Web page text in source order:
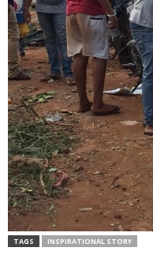
TAGS INSPIRATIONAL STORY